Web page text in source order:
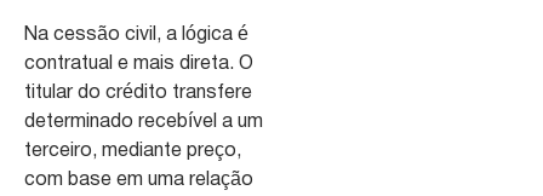
Na cessão civil, a lógica é
contratual e mais direta. O
titular do crédito transfere
determinado recebível a um
terceiro, mediante preço,
com base em uma relação